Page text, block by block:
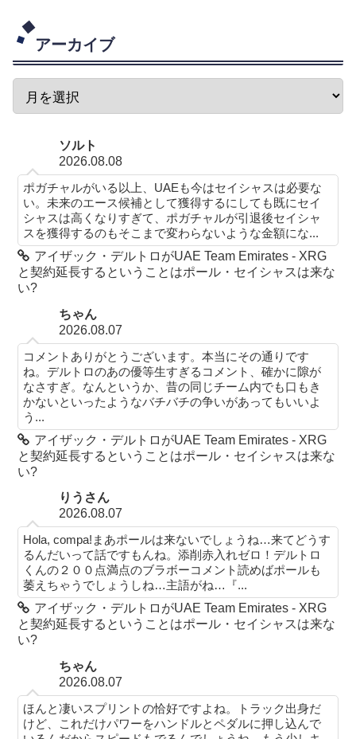
アーカイブ
ソルト
2026.08.08
ポガチャルがいる以上、UAEも今はセイシャスは必要な
い。未来のエース候補として獲得するにしても既にセイ
シャスは高くなりすぎて、ポガチャルが引退後セイシャ
スを獲得するのもそこまで変わらないような金額にな...
アイザック・デルトロがUAE Team Emirates - XRG
と契約延長するということはポール・セイシャスは来な
い?
ちゃん
2026.08.07
コメントありがとうございます。本当にその通りです
ね。デルトロのあの優等生すぎるコメント、確かに隙が
なさすぎ。なんというか、昔の同じチーム内でも口もき
かないといったようなバチバチの争いがあってもいいよ
う...
アイザック・デルトロがUAE Team Emirates - XRG
と契約延長するということはポール・セイシャスは来な
い?
りうさん
2026.08.07
Hola, compa!まあポールは来ないでしょうね…来てどうす
るんだいって話ですもんね。添削赤入れゼロ！デルトロ
くんの２００点満点のブラボーコメント読めばポールも
萎えちゃうでしょうしね…主語がね…『...
アイザック・デルトロがUAE Team Emirates - XRG
と契約延長するということはポール・セイシャスは来な
い?
ちゃん
2026.08.07
ほんと凄いスプリントの恰好ですよね。トラック出身だ
けど、これだけパワーをハンドルとペダルに押し込んで